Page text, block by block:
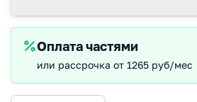
Оплата частями
или рассрочка от 1265 руб/мес